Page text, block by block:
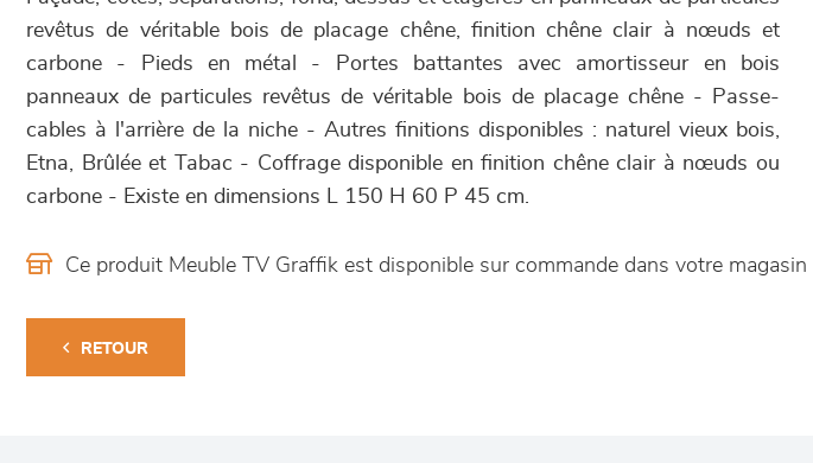
revêtus de véritable bois de placage chêne, finition chêne clair à nœuds et
carbone - Pieds en métal - Portes battantes avec amortisseur en bois
panneaux de particules revêtus de véritable bois de placage chêne - Passe-
cables à l'arrière de la niche - Autres finitions disponibles : naturel vieux bois,
Etna, Brûlée et Tabac - Coffrage disponible en finition chêne clair à nœuds ou
carbone - Existe en dimensions L 150 H 60 P 45 cm.
Ce produit Meuble TV Graffik est disponible sur commande dans votre magasin
RETOUR